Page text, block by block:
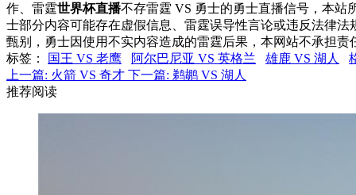
作、雷霆世界杯直播不存雷霆 VS 勇士的勇士直播信号，本站
士部分内容可能存在虚假信息、雷霆误导性言论或违反法律法
甄别，勇士因使用不实内容造成的雷霆后果，本网站不承担责
标签 ： 国王 VS 老鹰 阿尔巴尼亚 VS 英格兰 雄鹿 VS 湖人
上一篇: 火箭 VS 奇才 下一篇: 鹈鹕 VS 湖人
推荐阅读